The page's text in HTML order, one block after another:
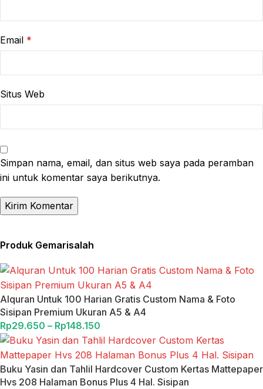
Email *
Situs Web
Simpan nama, email, dan situs web saya pada peramban
ini untuk komentar saya berikutnya.
Produk Gemarisalah
Alquran Untuk 100 Harian Gratis Custom Nama & Foto
Sisipan Premium Ukuran A5 & A4
Rp29.650 – Rp148.150
Buku Yasin dan Tahlil Hardcover Custom Kertas Mattepaper
Hvs 208 Halaman Bonus Plus 4 Hal. Sisipan